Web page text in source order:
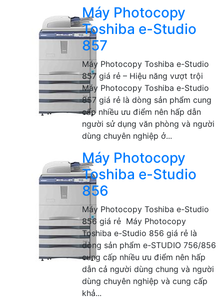
Máy Photocopy
Toshiba e-Studio
857
Máy Photocopy Toshiba e-Studio
857 giá rẻ – Hiệu năng vượt trội
Máy Photocopy Toshiba e-Studio
857 giá rẻ là dòng sản phẩm cung
cấp nhiều ưu điểm nên hấp dẫn
người sử dụng văn phòng và người
dùng chuyên nghiệp ở...
Máy Photocopy
Toshiba e-Studio
856
Máy Photocopy Toshiba e-Studio
856 giá rẻ Máy Photocopy
Toshiba e-Studio 856 giá rẻ là
dòng sản phẩm e-STUDIO 756/856
cung cấp nhiều ưu điểm nên hấp
dẫn cả người dùng chung và người
dùng chuyên nghiệp và cung cấp
khả...